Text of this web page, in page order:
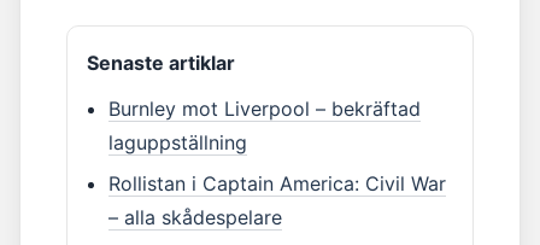
Senaste artiklar
Burnley mot Liverpool – bekräftad
laguppställning
Rollistan i Captain America: Civil War
– alla skådespelare